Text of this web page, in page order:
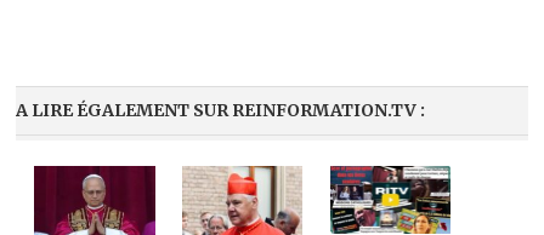
A LIRE ÉGALEMENT SUR REINFORMATION.TV :